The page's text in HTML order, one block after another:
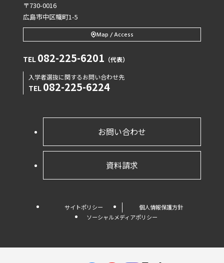
〒730-0016
広島市中区幟町1-5
Map / Access
TEL 082-225-6201 （代表）
入学者選抜に関するお問い合わせ先
TEL 082-225-6224
お問い合わせ
資料請求
サイトポリシー
個人情報保護方針
ソーシャルメディアポリシー